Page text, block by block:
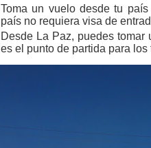
Toma un vuelo desde tu
país no requiera visa de
Desde La Paz, puedes tomar
es el punto de partida para los